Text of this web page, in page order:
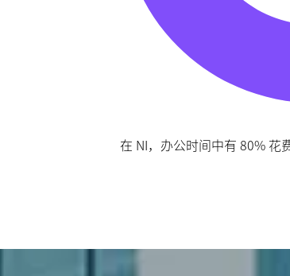
在 NI，办公时间中有 80% 花